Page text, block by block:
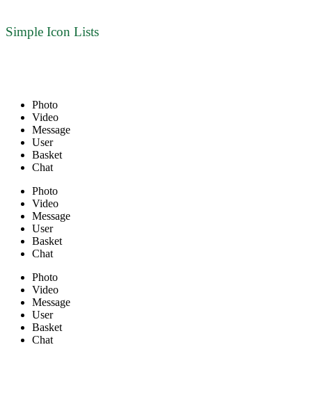
Simple Icon Lists
Photo
Video
Message
User
Basket
Chat
Photo
Video
Message
User
Basket
Chat
Photo
Video
Message
User
Basket
Chat